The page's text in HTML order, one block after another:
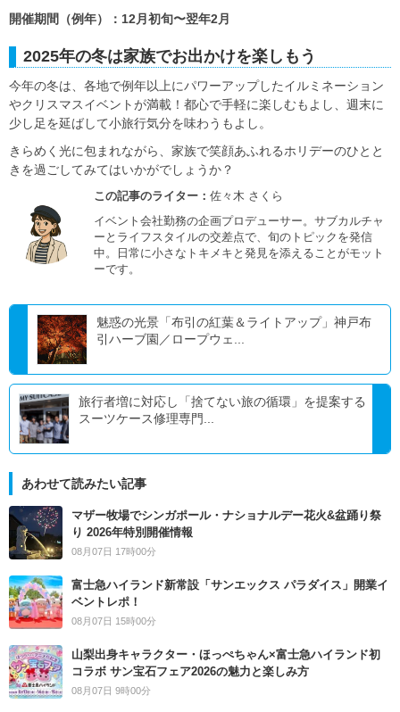
開催期間（例年）：12月初旬〜翌年2月
2025年の冬は家族でお出かけを楽しもう
今年の冬は、各地で例年以上にパワーアップしたイルミネーション
やクリスマスイベントが満載！都心で手軽に楽しむもよし、週末に
少し足を延ばして小旅行気分を味わうもよし。
きらめく光に包まれながら、家族で笑顔あふれるホリデーのひとと
きを過ごしてみてはいかがでしょうか？
この記事のライター： 佐々木 さくら
イベント会社勤務の企画プロデューサー。サブカルチャ
ーとライフスタイルの交差点で、旬のトピックを発信
中。日常に小さなトキメキと発見を添えることがモット
ーです。
魅惑の光景「布引の紅葉＆ライトアップ」神戸布
引ハーブ園／ロープウェ...
旅行者増に対応し「捨てない旅の循環」を提案する
スーツケース修理専門...
あわせて読みたい記事
マザー牧場でシンガポール・ナショナルデー花火&盆踊り祭
り 2026年特別開催情報
08月07日 17時00分
富士急ハイランド新常設「サンエックス パラダイス」開業イ
ベントレポ！
08月07日 15時00分
山梨出身キャラクター・ほっぺちゃん×富士急ハイランド初
コラボ サン宝石フェア2026の魅力と楽しみ方
08月07日 9時00分